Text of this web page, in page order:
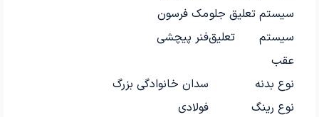
سیستم تعلیق جلومک فرسون
سیستم تعلیق
عقب
فنر پیچشی
نوع بدنه
سدان خانوادگی بزرگ
نوع رینگ
فولادی